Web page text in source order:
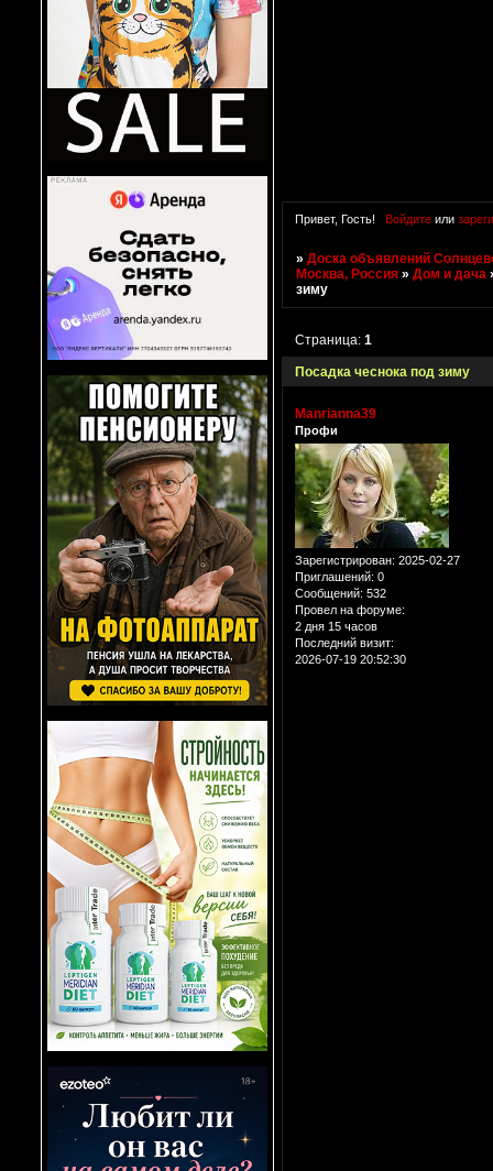
Привет, Гость! Войдитеили
»Доска объявлений
Москва, Россия »Дом и дача
зиму
Посадка чеснока под зиму
Страница:1
Manrianna39
Профи
Зарегистрирован: 2025-02-27
Приглашений: 0
Сообщений: 532
Провел на форуме:
2 дня 15 часов
Последний визит:
2026-07-19 20:52:30